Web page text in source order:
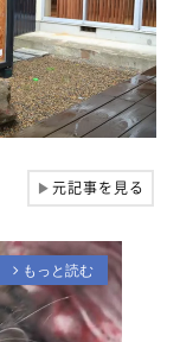
▶元記事を見る
arrow_forward_ios もっと読む